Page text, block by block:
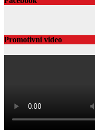
Promotivni video